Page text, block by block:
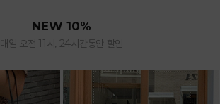
NEW 10%
매일 오전 11시, 24시간동안 할인